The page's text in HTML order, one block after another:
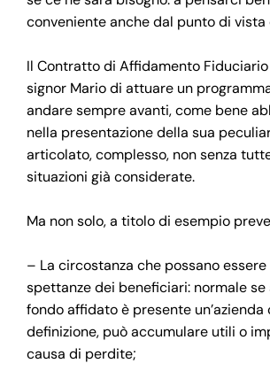
conveniente anche dal punto di vista
Il Contratto di Affidamento
signor Mario di attuare un
andare sempre avanti, come bene
nella presentazione della sua
articolato, complesso, non senza
situazioni già considerate.
Ma non solo, a titolo di esempio
– La circostanza che possano
spettanze dei beneficiari: normale se
fondo affidato è presente un’azienda
definizione, può accumulare utili o
causa di perdite;